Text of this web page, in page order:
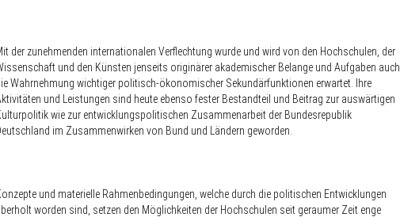
der zunehmenden internationalen Verflechtung wurde und wird von den Hochschulen, der
und den Künsten jenseits originärer akademischer Belange und Aufgaben auch
Wahrnehmung wichtiger politisch-ökonomischer Sekundärfunktionen erwartet. Ihre
und Leistungen sind heute ebenso fester Bestandteil und Beitrag zur auswärtigen
wie zur entwicklungspolitischen Zusammenarbeit der Bundesrepublik
im Zusammenwirken von Bund und Ländern geworden.
und materielle Rahmenbedingungen, welche durch die politischen Entwicklungen
worden sind, setzen den Möglichkeiten der Hochschulen seit geraumer Zeit enge